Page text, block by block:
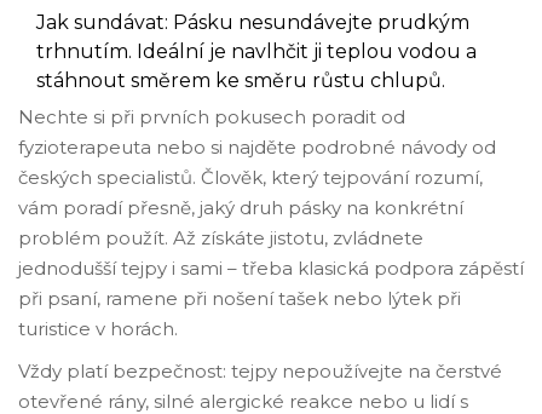
Jak sundávat: Pásku nesundávejte prudkým
trhnutím. Ideální je navlhčit ji teplou vodou a
stáhnout směrem ke směru růstu chlupů.
Nechte si při prvních pokusech poradit od
fyzioterapeuta nebo si najděte podrobné návody od
českých specialistů. Člověk, který tejpování rozumí,
vám poradí přesně, jaký druh pásky na konkrétní
problém použít. Až získáte jistotu, zvládnete
jednodušší tejpy i sami – třeba klasická podpora zápěstí
při psaní, ramene při nošení tašek nebo lýtek při
turistice v horách.
Vždy platí bezpečnost: tejpy nepoužívejte na čerstvé
otevřené rány, silné alergické reakce nebo u lidí s